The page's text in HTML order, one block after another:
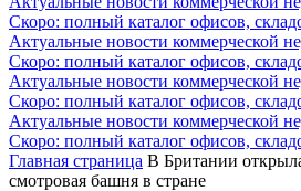
Скоро: полный каталог офисов,
Актуальные новости коммерческой
Скоро: полный каталог офисов,
Актуальные новости коммерческой
Скоро: полный каталог офисов,
Актуальные новости коммерческой
Скоро: полный каталог офисов,
Главная страница В Британии
смотровая башня в стране